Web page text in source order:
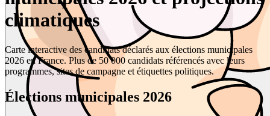
climatiques
Carte interactive des candidats déclarés aux élections municipales
2026 en France. Plus de 50 000 candidats référencés avec leurs
programmes, sites de campagne et étiquettes politiques.
Élections municipales 2026